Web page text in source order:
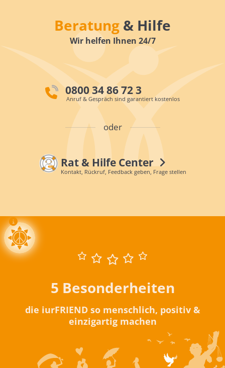
Beratung & Hilfe
Wir helfen Ihnen 24/7
0800 34 86 72 3
Anruf & Gespräch sind garantiert kostenlos
oder
Rat & Hilfe Center
Kontakt, Rückruf, Feedback geben, Frage stellen
5 Besonderheiten
die iurFRIEND so menschlich, positiv &
einzigartig machen